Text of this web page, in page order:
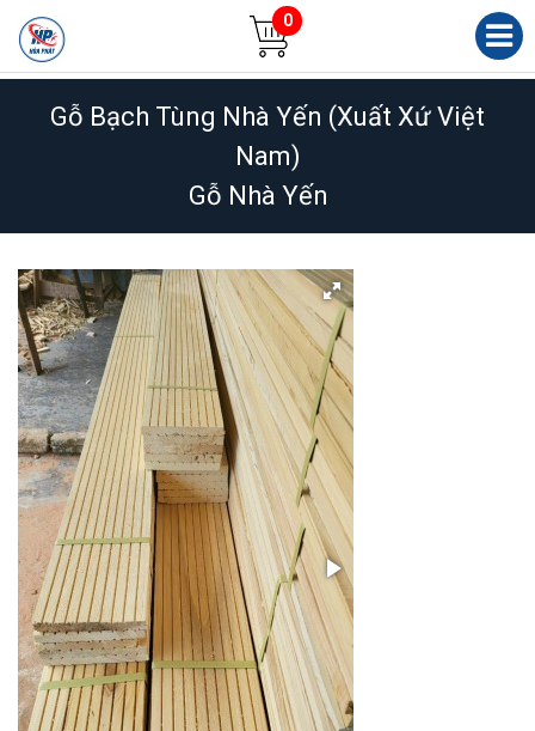
0
Gỗ Bạch Tùng Nhà Yến (Xuất Xứ Việt
Nam)
Gỗ Nhà Yến